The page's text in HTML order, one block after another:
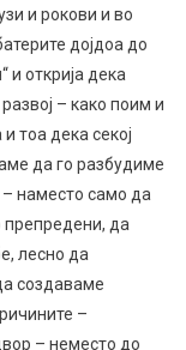
и рокови и во
дојдоа до
и открија дека
– како поим и
тоа дека секој
да го разбудиме
– наместо само да
да
лесно да
создаваме
–
– неместо до